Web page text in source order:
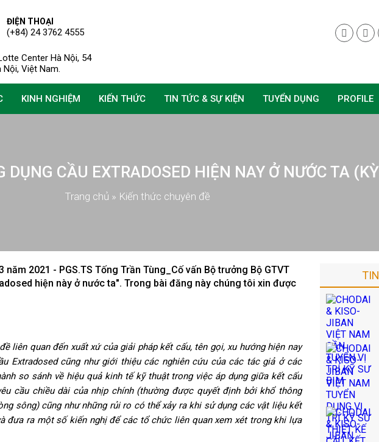
ĐIỆN THOẠI
(+84) 24 3762 4555
Center Hà Nội, 54
Nội, Việt Nam.
KINH NGHIỆM KIẾN THỨC TIN TỨC & SỰ KIỆN TUYỂN DỤNG PROFILE
DỤNG CẦU EXTRADOSED HIỆN NAY Ở NƯỚC TA
Trang chủ » Kiến thức chuyên đề
2021 - PGS.TS Tống Trần Tùng_Cố vấn Bộ trưởng Bộ GTVT
hiện này ở nước ta". Trong bài đăng này chúng tôi xin được
liên quan đến xuất xứ của giải pháp kết cấu, tên gọi, xu hướng hiện nay
Extradosed cũng như giới thiệu các nghiên cứu của các tác giả ở các
so sánh về hiệu quả kinh tế kỹ thuật trong việc áp dụng giữa kết cấu
cầu chiều dài của nhịp chính (thường được quyết định bởi khổ thông
sông) cũng như những rủi ro có thể xảy ra khi sử dụng các vật liệu kết
đưa ra một số kiến nghị để các tổ chức liên quan xem xét trong khi lựa